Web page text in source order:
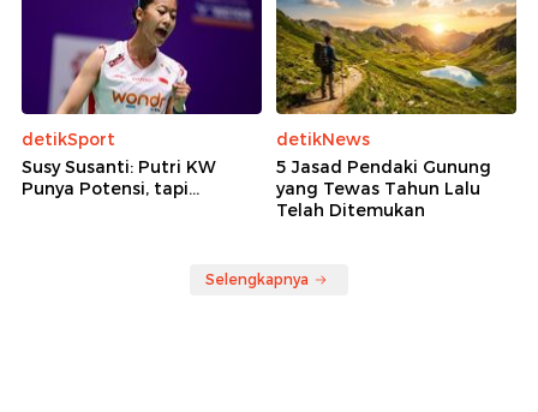
detikSport
Susy Susanti: Putri KW
Punya Potensi, tapi...
detikNews
5 Jasad Pendaki Gunung
yang Tewas Tahun Lalu
Telah Ditemukan
Selengkapnya